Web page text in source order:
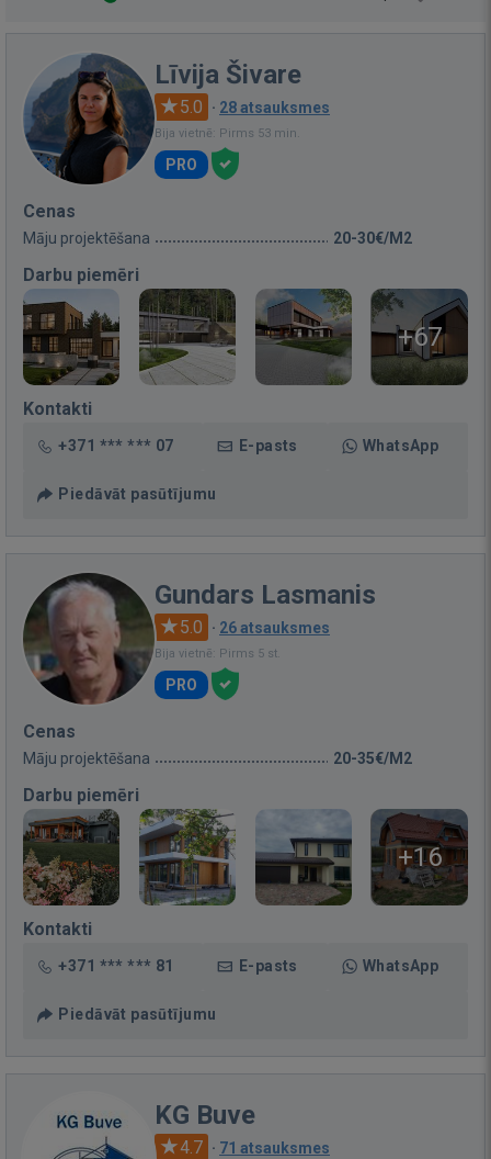
Līvija Šivare
5.0 · 28 atsauksmes
Bija vietnē: Pirms 53 min.
PRO
Cenas
Māju projektēšana 20-30€/M2
Darbu piemēri
+67
Kontakti
+371 *** *** 07 E-pasts WhatsApp
Piedāvāt pasūtījumu
Gundars Lasmanis
5.0 · 26 atsauksmes
Bija vietnē: Pirms 5 st.
PRO
Cenas
Māju projektēšana 20-35€/M2
Darbu piemēri
+16
Kontakti
+371 *** *** 81 E-pasts WhatsApp
Piedāvāt pasūtījumu
KG Buve
4.7 · 71 atsauksmes